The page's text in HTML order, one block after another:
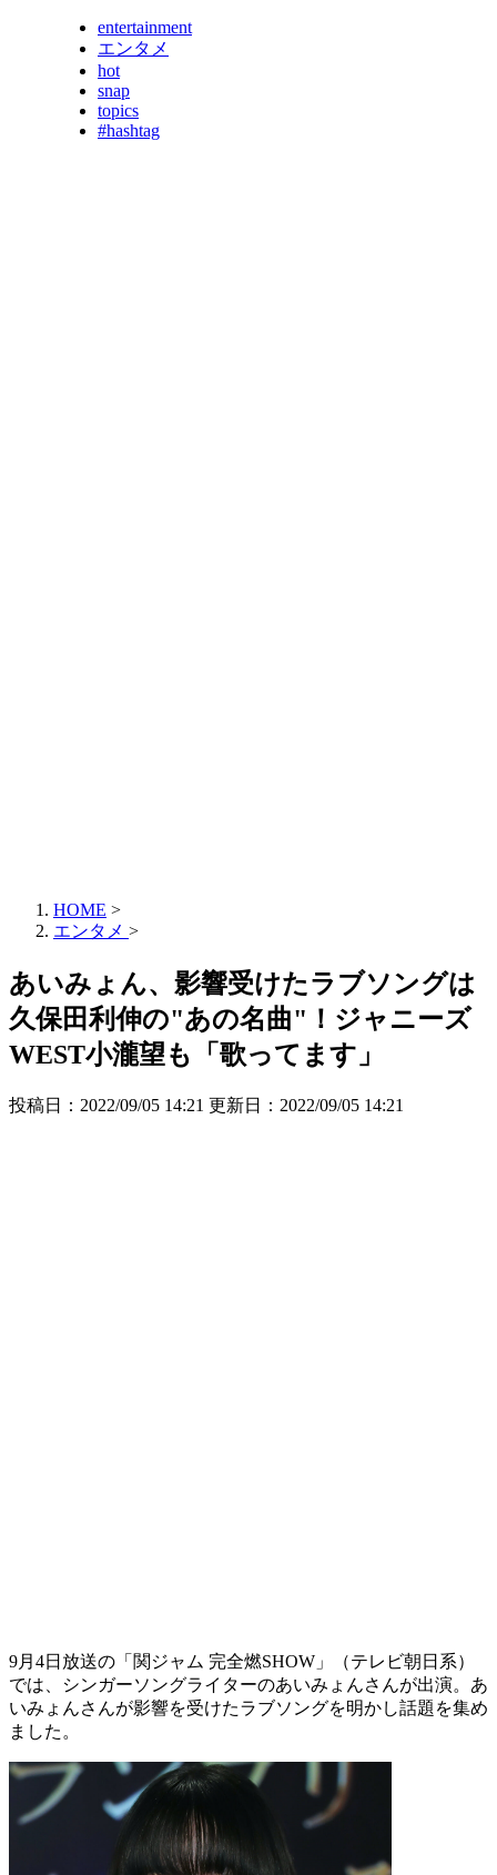
entertainment
エンタメ
hot
snap
topics
#hashtag
HOME >
エンタメ >
あいみょん、影響受けたラブソングは
久保田利伸の"あの名曲"！ジャニーズ
WEST小瀧望も「歌ってます」
投稿日：2022/09/05 14:21 更新日： 2022/09/05 14:21
9月4日放送の「関ジャム 完全燃SHOW」（テレビ朝日系）
では、シンガーソングライターのあいみょんさんが出演。あ
いみょんさんが影響を受けたラブソングを明かし話題を集め
ました。